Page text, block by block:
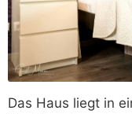
Das Haus liegt in